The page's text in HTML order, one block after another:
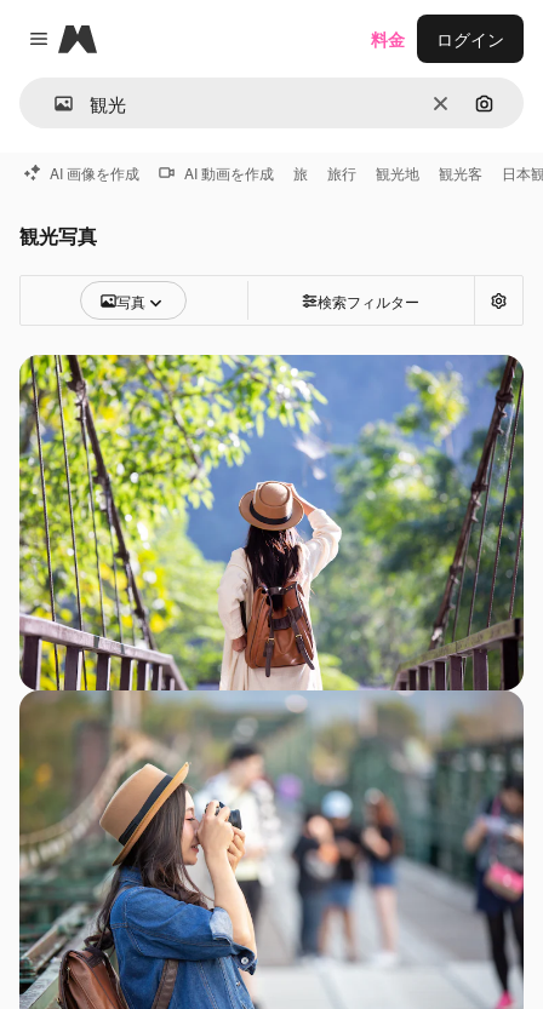
Close menu
Magnific
消去 画像で
料金 ログイン
AI 画像を作成 AI 動画を作成 旅 旅行 観光地 観光客 日本
観光写真
写真 検索フィルター